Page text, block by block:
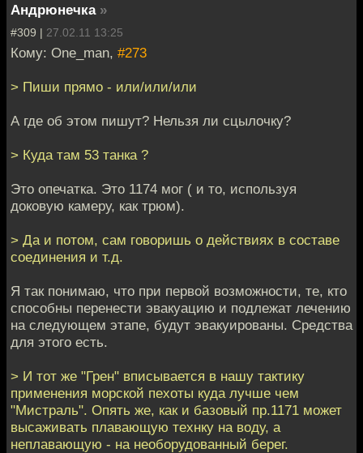
Андрюнечка »
#309 | 27.02.11 13:25
Кому: One_man, #273
> Пиши прямо - или/или/или
А где об этом пишут? Нельзя ли сцылочку?
> Куда там 53 танка ?
Это опечатка. Это 1174 мог ( и то, используя
доковую камеру, как трюм).
> Да и потом, сам говоришь о действиях в составе
соединения и т.д.
Я так понимаю, что при первой возможности, те, кто
способны перенести эвакуацию и подлежат лечению
на следующем этапе, будут эвакуированы. Средства
для этого есть.
> И тот же "Грен" вписывается в нашу тактику
применения морской пехоты куда лучше чем
"Мистраль". Опять же, как и базовый пр.1171 может
высаживать плавающую технку на воду, а
неплавающую - на необорудованный берег.